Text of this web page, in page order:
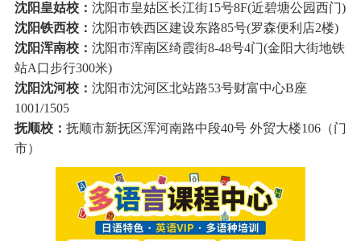
沈阳皇姑校： 沈阳市皇姑区长江街15号8F(近碧塘公园西门)
沈阳铁西校： 沈阳市铁西区建设东路85号(罗森便利店2楼)
沈阳浑南校： 沈阳市浑南区绮霞街8-48号4门(金阳大街地铁
站A口步行300米)
沈阳沈河校： 沈阳市沈河区北站路53号财富中心B座
1001/1505
抚顺校： 抚顺市新抚区浑河南路中段40号 外贸大楼106（门
市）